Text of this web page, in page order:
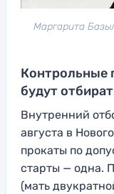
Маргарита
Контрольные
будут
Внутренний
августа в
прокаты по
старты — одна.
(мать